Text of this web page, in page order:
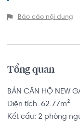
Báo cáo nội dung
Tổng quan
BÁN CĂN HỘ NEW
Diện tích: 62.77m²
Kết cấu: 2 phòng